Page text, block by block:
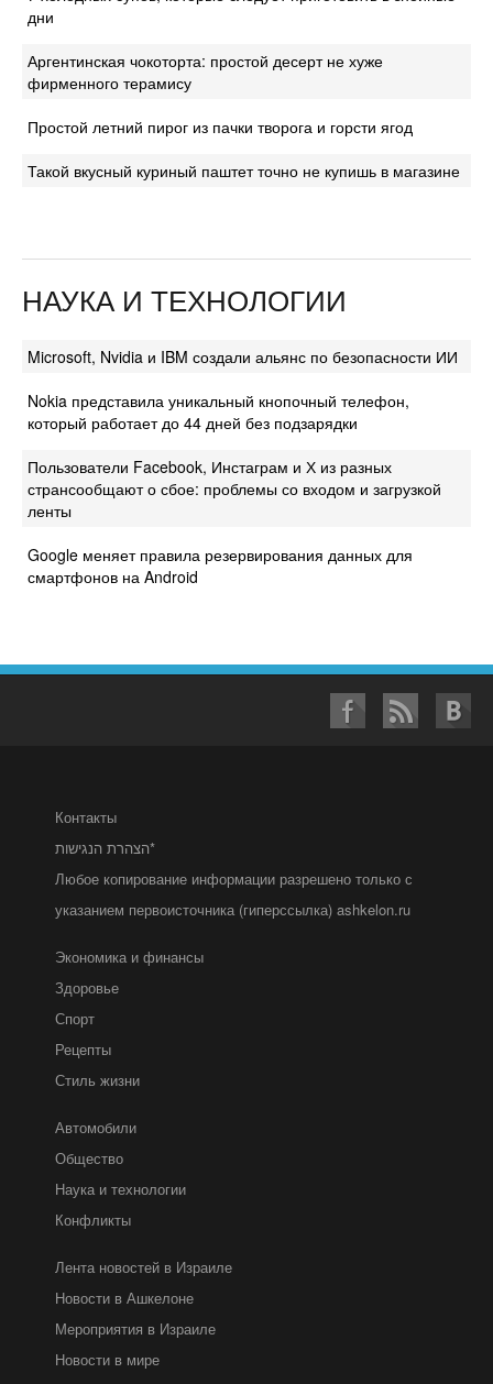
дни
Аргентинская чокоторта: простой десерт не хуже
фирменного терамису
Простой летний пирог из пачки творога и горсти ягод
Такой вкусный куриный паштет точно не купишь в магазине
НАУКА И ТЕХНОЛОГИИ
Microsoft, Nvidia и IBM создали альянс по безопасности ИИ
Nokia представила уникальный кнопочный телефон,
который работает до 44 дней без подзарядки
Пользователи Facebook, Инстаграм и Х из разных
странсообщают о сбое: проблемы со входом и загрузкой
ленты
Google меняет правила резервирования данных для
смартфонов на Android
Контакты
הצהרת הנגישות*
Любое копирование информации разрешено только с
указанием первоисточника (гиперссылка) ashkelon.ru
Экономика и финансы
Здоровье
Спорт
Рецепты
Стиль жизни
Автомобили
Общество
Наука и технологии
Конфликты
Лента новостей в Израиле
Новости в Ашкелоне
Мероприятия в Израиле
Новости в мире